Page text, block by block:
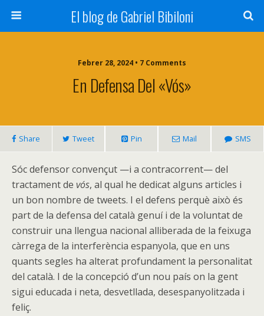
El blog de Gabriel Bibiloni
Febrer 28, 2024 • 7 Comments
En Defensa Del «vós»
Share Tweet Pin Mail SMS
Sóc defensor convençut —i a contracorrent— del
tractament de vós, al qual he dedicat alguns articles i
un bon nombre de tweets. I el defens perquè això és
part de la defensa del català genuí i de la voluntat de
construir una llengua nacional alliberada de la feixuga
càrrega de la interferència espanyola, que en uns
quants segles ha alterat profundament la personalitat
del català. I de la concepció d’un nou país on la gent
sigui educada i neta, desvetllada, desespanyolitzada i
feliç.